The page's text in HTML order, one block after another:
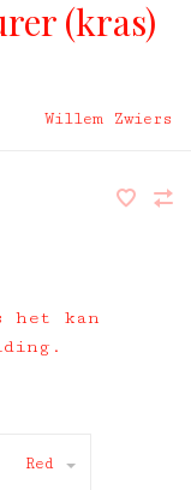
(kras)
Willem Zwiers
het kan
Red